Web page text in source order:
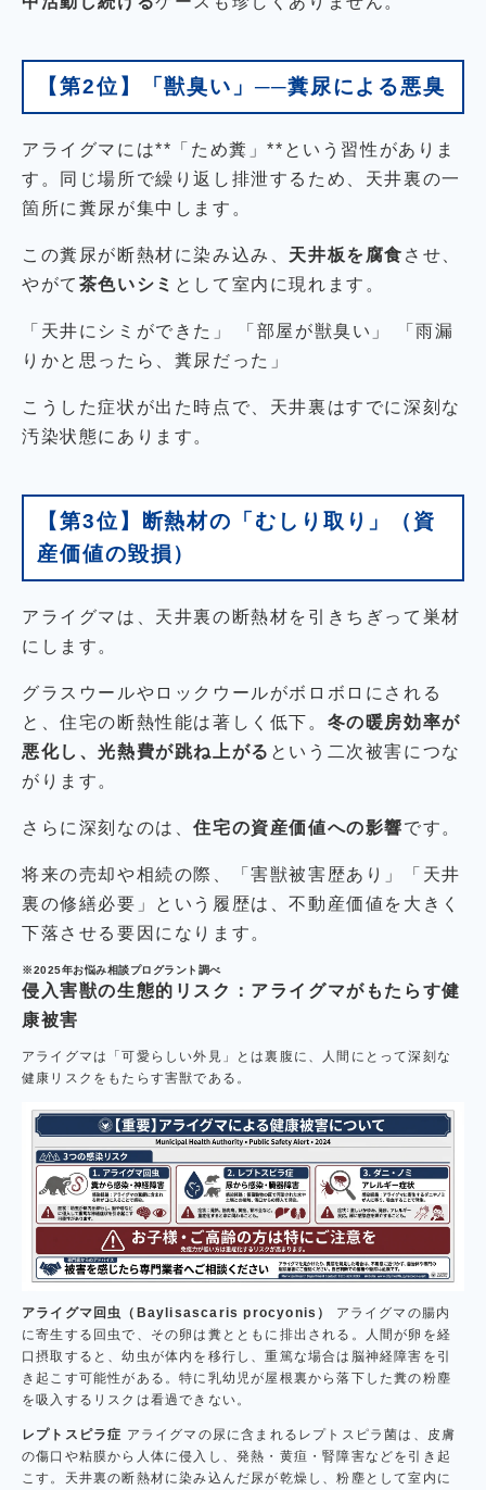
【第2位】「獣臭い」──糞尿による悪臭
アライグマには**「ため糞」**という習性がありま
す。同じ場所で繰り返し排泄するため、天井裏の一
箇所に糞尿が集中します。
この糞尿が断熱材に染み込み、 天井板を腐食 させ、
やがて 茶色いシミ として室内に現れます。
「天井にシミができた」 「部屋が獣臭い」 「雨漏
りかと思ったら、糞尿だった」
こうした症状が出た時点で、天井裏はすでに深刻な
汚染状態にあります。
【第3位】断熱材の「むしり取り」（資
産価値の毀損）
アライグマは、天井裏の断熱材を引きちぎって巣材
にします。
グラスウールやロックウールがボロボロにされる
と、住宅の断熱性能は著しく低下。 冬の暖房効率が
悪化し、光熱費が跳ね上がる という二次被害につな
がります。
さらに深刻なのは、住宅の資産価値への影響です。
将来の売却や相続の際、「害獣被害歴あり」「天井
裏の修繕必要」という履歴は、不動産価値を大きく
下落させる要因になります。
※2025年お悩み相談プログラント調べ
侵入害獣の生態的リスク：アライグマがもたらす健
康被害
アライグマは「可愛らしい外見」とは裏腹に、人間にとって深刻な
健康リスクをもたらす害獣である。
アライグマ回虫（Baylisascaris procyonis）
アライグマの腸内
に寄生する回虫で、その卵は糞とともに排出される。人間が卵を経
口摂取すると、幼虫が体内を移行し、重篤な場合は脳神経障害を引
き起こす可能性がある。特に乳幼児が屋根裏から落下した糞の粉塵
を吸入するリスクは看過できない。
レプトスピラ症 アライグマの尿に含まれるレプトスピラ菌は、皮膚
の傷口や粘膜から人体に侵入し、発熱・黄疸・腎障害などを引き起
こす。天井裏の断熱材に染み込んだ尿が乾燥し、粉塵として室内に